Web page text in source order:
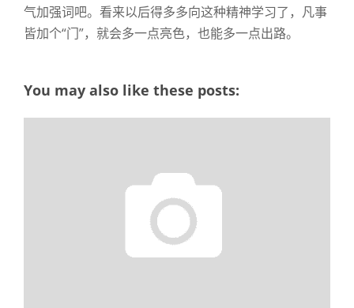
气加强词吧。看来以后得多多向这种精神学习了，凡事
皆加个“门”，就会多一点亮色，也能多一点出路。
You may also like these posts: